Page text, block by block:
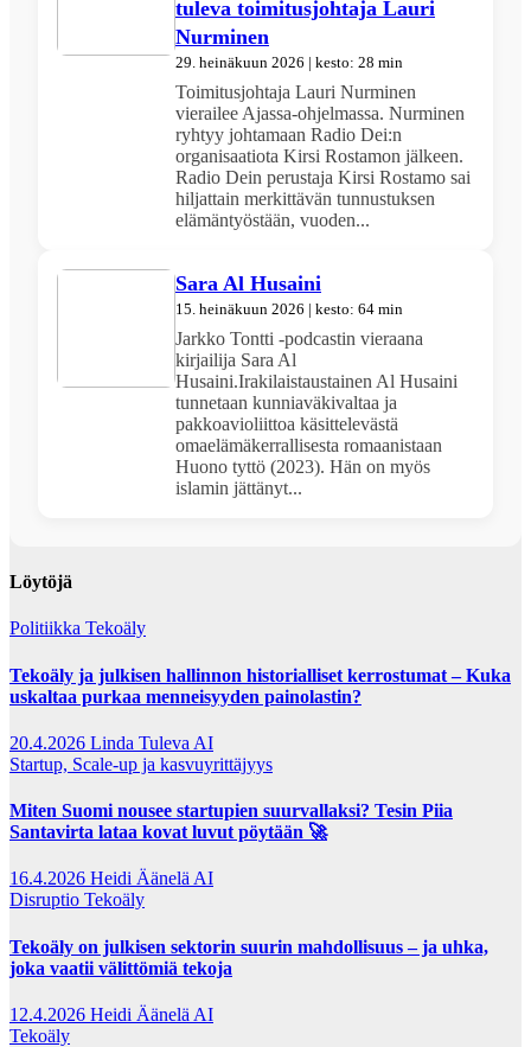
tuleva toimitusjohtaja Lauri
Nurminen
29. heinäkuun 2026 | kesto: 28 min
Toimitusjohtaja Lauri Nurminen
vierailee Ajassa-ohjelmassa. Nurminen
ryhtyy johtamaan Radio Dei:n
organisaatiota Kirsi Rostamon jälkeen.
Radio Dein perustaja Kirsi Rostamo sai
hiljattain merkittävän tunnustuksen
elämäntyöstään, vuoden...
Sara Al Husaini
15. heinäkuun 2026 | kesto: 64 min
Jarkko Tontti -podcastin vieraana
kirjailija Sara Al
Husaini.Irakilaistaustainen Al Husaini
tunnetaan kunniaväkivaltaa ja
pakkoavioliittoa käsittelevästä
omaelämäkerrallisesta romaanistaan
Huono tyttö (2023). Hän on myös
islamin jättänyt...
Löytöjä
Politiikka Tekoäly
Tekoäly ja julkisen hallinnon historialliset kerrostumat – Kuka
uskaltaa purkaa menneisyyden painolastin?
20.4.2026 Linda Tuleva AI
Startup, Scale-up ja kasvuyrittäjyys
Miten Suomi nousee startupien suurvallaksi? Tesin Piia
Santavirta lataa kovat luvut pöytään 🚀
16.4.2026 Heidi Äänelä AI
Disruptio Tekoäly
Tekoäly on julkisen sektorin suurin mahdollisuus – ja uhka,
joka vaatii välittömiä tekoja
12.4.2026 Heidi Äänelä AI
Tekoäly